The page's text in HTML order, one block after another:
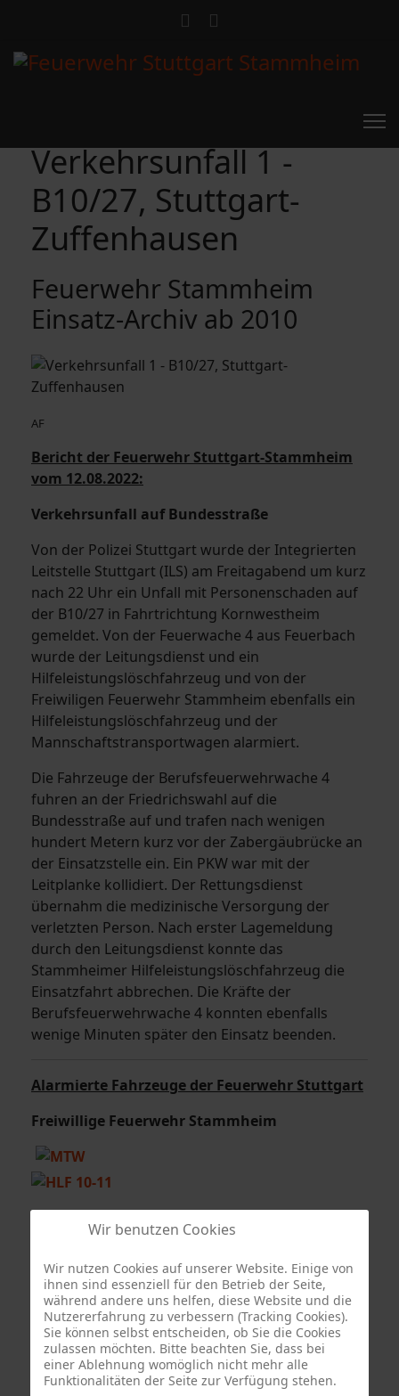
Feuerwehr Stammheim
Einsatz-Archiv ab 2010
Verkehrsunfall 1 -
B10/27, Stuttgart-
Zuffenhausen
AF
Bericht der Feuerwehr Stuttgart-Stammheim
vom 12.08.2022:
Verkehrsunfall auf Bundesstraße
Von der Polizei Stuttgart wurde der Integrierten
Leitstelle Stuttgart (ILS) am Freitagabend um kurz
nach 22 Uhr ein Unfall mit Personenschaden auf
der B10/27 in Fahrtrichtung Kornwestheim
gemeldet. Von der Feuerwache 4 aus Feuerbach
wurde der Leitungsdienst und ein
Hilfeleistungslöschfahrzeug und von der
Freiwiligen Feuerwehr Stammheim ebenfalls ein
Hilfeleistungslöschfahrzeug und der
Mannschaftstransportwagen alarmiert.
Die Fahrzeuge der Berufsfeuerwehrwache 4
fuhren an der Friedrichswahl auf die
Bundesstraße auf und trafen nach wenigen
hundert Metern kurz vor der Zabergäubrücke an
der Einsatzstelle ein. Ein PKW war mit der
Leitplanke kollidiert. Der Rettungsdienst
übernahm die medizinische Versorgung der
verletzten Person. Nach erster Lagemeldung
durch den Leitungsdienst konnte das
Stammheimer Hilfeleistungslöschfahrzeug die
Einsatzfahrt abbrechen. Die Kräfte der
Berufsfeuerwehrwache 4 konnten ebenfalls
wenige Minuten später den Einsatz beenden.
Alarmierte Fahrzeuge der Feuerwehr Stuttgart
Freiwillige Feuerwehr Stammheim
Quelle Fotos:
Freiwillige Feuerwehr Stuttgart Abteilung Stammheim, Branddirektion
Stuttgart
Wir benutzen Cookies
Wir nutzen Cookies auf unserer Website. Einige von
ihnen sind essenziell für den Betrieb der Seite,
während andere uns helfen, diese Website und die
Nutzererfahrung zu verbessern (Tracking Cookies).
Sie können selbst entscheiden, ob Sie die Cookies
zulassen möchten. Bitte beachten Sie, dass bei
einer Ablehnung womöglich nicht mehr alle
Funktionalitäten der Seite zur Verfügung stehen.